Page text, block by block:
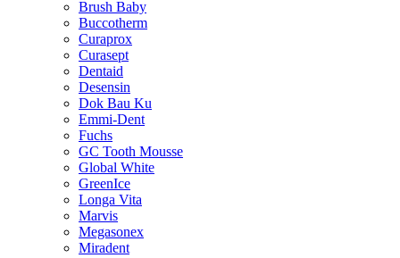
Brush Baby
Buccotherm
Curaprox
Curasept
Dentaid
Desensin
Dok Bau Ku
Emmi-Dent
Fuchs
GC Tooth Mousse
Global White
GreenIce
Longa Vita
Marvis
Megasonex
Miradent